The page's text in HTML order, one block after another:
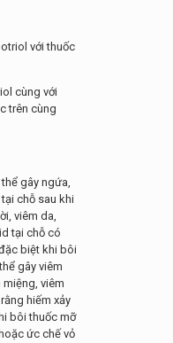
với thuốc
cùng với
trên cùng
gây ngứa,
chỗ sau khi
viêm da,
tại chỗ có
biệt khi bôi
gây viêm
viêm
hiếm xảy
bôi thuốc mỡ
ức chế vỏ